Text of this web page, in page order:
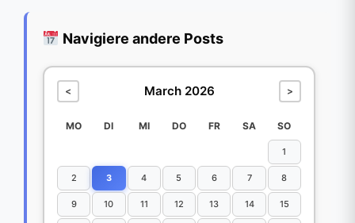
Navigiere andere Posts
< March 2026 >
MO DI MI DO FR SA SO
1
2 3 4 5 6 7 8
9 10 11 12 13 14 15